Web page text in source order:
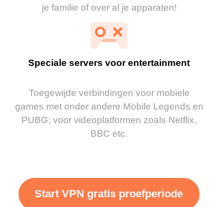
je familie of over al je apparaten!
Speciale servers voor entertainment
Toegewijde verbindingen voor mobiele
games met onder andere Mobile Legends en
PUBG; voor videoplatformen zoals Netflix,
BBC etc.
Start VPN gratis proefperiode